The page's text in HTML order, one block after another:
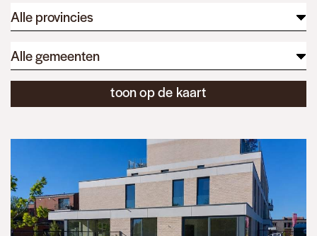
Alle provincies
Alle gemeenten
toon op de kaart